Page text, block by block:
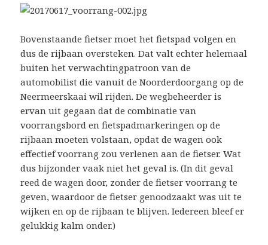
Bovenstaande fietser moet het fietspad volgen en
dus de rijbaan oversteken. Dat valt echter helemaal
buiten het verwachtingpatroon van de
automobilist die vanuit de Noorderdoorgang op de
Neermeerskaai wil rijden. De wegbeheerder is
ervan uit gegaan dat de combinatie van
voorrangsbord en fietspadmarkeringen op de
rijbaan moeten volstaan, opdat de wagen ook
effectief voorrang zou verlenen aan de fietser. Wat
dus bijzonder vaak niet het geval is. (In dit geval
reed de wagen door, zonder de fietser voorrang te
geven, waardoor de fietser genoodzaakt was uit te
wijken en op de rijbaan te blijven. Iedereen bleef er
gelukkig kalm onder.)